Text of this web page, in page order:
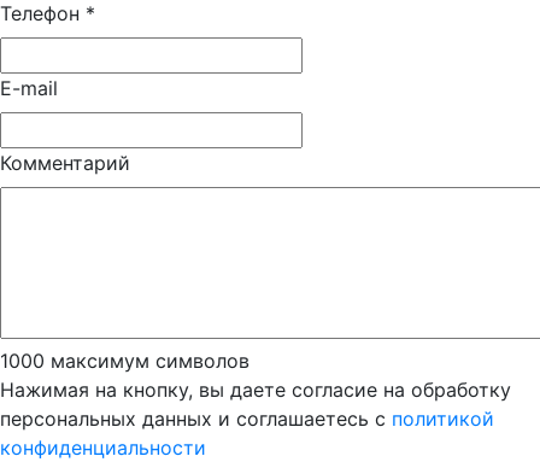
Телефон *
E-mail
Комментарий
1000 максимум символов
Нажимая на кнопку, вы даете согласие на обработку
персональных данных и соглашаетесь с политикой
конфиденциальности